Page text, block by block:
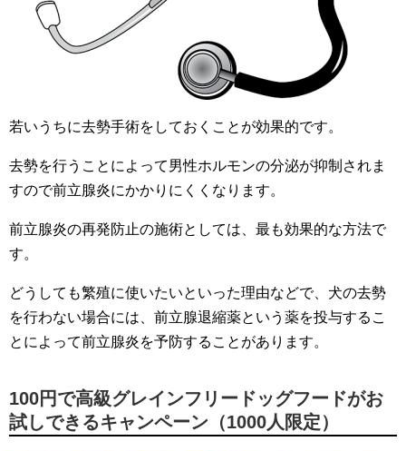
若いうちに去勢手術をしておくことが効果的です。
去勢を行うことによって男性ホルモンの分泌が抑制されま
すので前立腺炎にかかりにくくなります。
前立腺炎の再発防止の施術としては、最も効果的な方法で
す。
どうしても繁殖に使いたいといった理由などで、犬の去勢
を行わない場合には、前立腺退縮薬という薬を投与するこ
とによって前立腺炎を予防することがあります。
100円で高級グレインフリードッグフードがお
試しできるキャンペーン（1000人限定）